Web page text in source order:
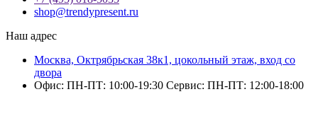
shop@trendypresent.ru
Наш адрес
Москва, Октрябрьская 38к1, цокольный этаж, вход со
двора
Офис: ПН-ПТ: 10:00-19:30 Сервис: ПН-ПТ: 12:00-18:00